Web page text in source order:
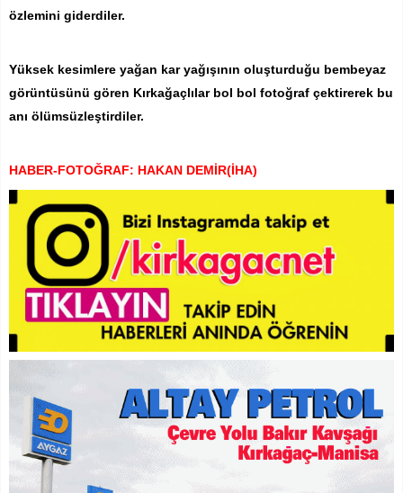
özlemini giderdiler.
Yüksek kesimlere yağan kar yağışının oluşturduğu bembeyaz
görüntüsünü gören Kırkağaçlılar bol bol fotoğraf çektirerek bu
anı ölümsüzleştirdiler.
HABER-FOTOĞRAF: HAKAN DEMİR(İHA)